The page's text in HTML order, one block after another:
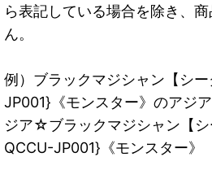
ら表記している場合を除き、
ん。
例）ブラックマジシャン【シ
JP001}《モンスター》のアジ
ジア☆ブラックマジシャン【
QCCU-JP001}《モンスター》